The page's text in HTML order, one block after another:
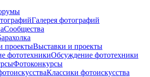
Галерея фотографий
Сообщества
Выставки и проекты
Обсуждение фототехники
Фотоконкурсы
Классики фотоискусства